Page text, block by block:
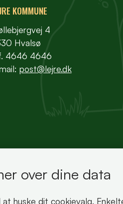
KOMMUNE
4
Hvalsø
4646 4646
post@lejre.dk
over dine data
at huske dit cookievalg.